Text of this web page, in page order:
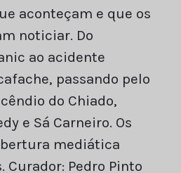
aconteçam e que os
noticiar. Do
ao acidente
passando pelo
do Chiado,
e Sá Carneiro. Os
mediática
Curador: Pedro Pinto